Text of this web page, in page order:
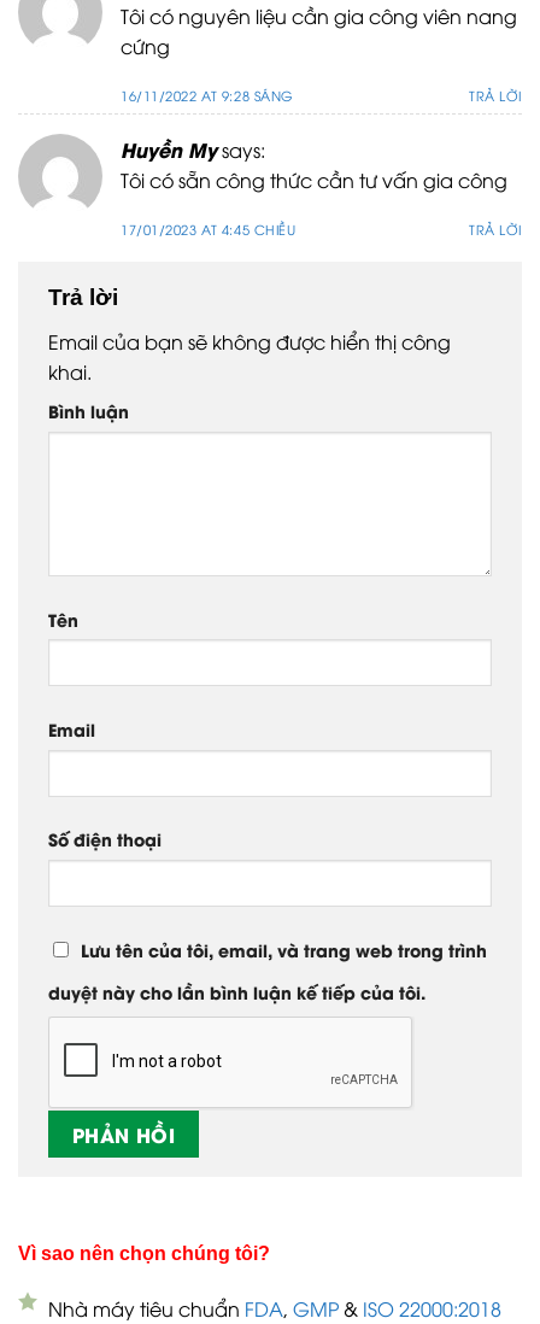
Tôi có nguyên liệu cần gia công viên nang
cứng
16/11/2022 AT 9:28 SÁNG TRẢ LỜI
Huyền Mysays:
Tôi có sẵn công thức cần tư vấn gia công
17/01/2023 AT 4:45 CHIỀU TRẢ LỜI
Trả lời
Email của bạn sẽ không được hiển thị công
khai.
Bình luận
Tên
Email
Số điện thoại
Lưu tên của tôi, email, và trang web trong trình
duyệt này cho lần bình luận kế tiếp của tôi.
Vì sao nên chọn chúng tôi?
Nhà máy tiêu chuẩn FDA, GMP & ISO 22000:2018